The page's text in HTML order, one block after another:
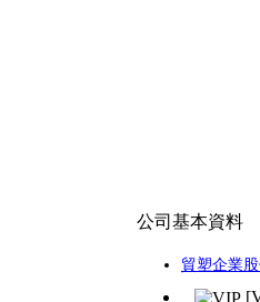
公司基本資料
貿塑企業